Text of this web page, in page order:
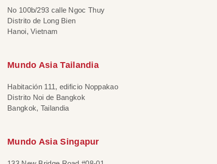
No 100b/293 calle Ngoc Thuy
Distrito de Long Bien
Hanoi, Vietnam
Mundo Asia Tailandia
Habitación 111, edificio Noppakao
Distrito Noi de Bangkok
Bangkok, Tailandia
Mundo Asia Singapur